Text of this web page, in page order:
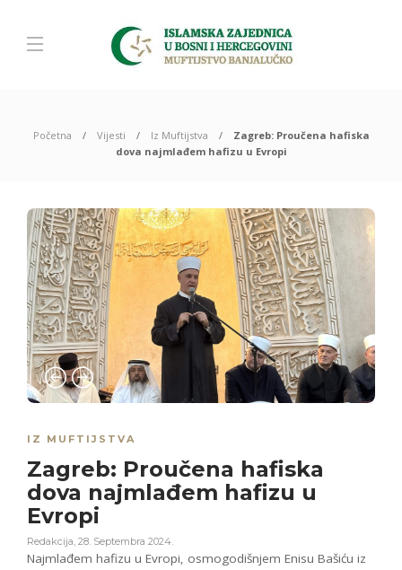
Početna Vijesti Iz Muftijstva
Zagreb: Proučena hafiska
dova najmlađem hafizu u Evropi
IZ MUFTIJSTVA
Zagreb: Proučena hafiska
dova najmlađem hafizu u
Evropi
Redakcija, 28. Septembra 2024.
Najmlađem hafizu u Evropi, osmogodišnjem Enisu Bašiću iz